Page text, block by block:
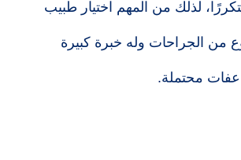
لذلك من المهم اختيار طبيب
من الجراحات وله خبرة كبيرة
محتملة.